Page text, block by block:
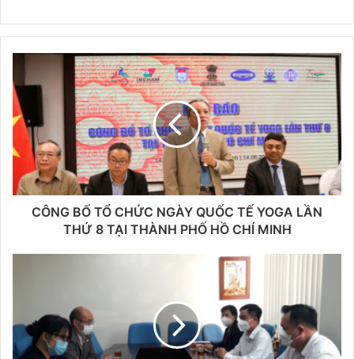
CÔNG BỐ TỔ CHỨC NGÀY QUỐC TẾ YOGA LẦN
THỨ 8 TẠI THÀNH PHỐ HỒ CHÍ MINH